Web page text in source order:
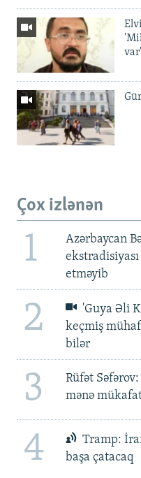
var'
Çox izlənən
1
Azərbaycan
etməyib
2
'Guya Əli
keçmiş
bilər
3
Rüfət
mənə
4
Tramp:
başa çatacaq